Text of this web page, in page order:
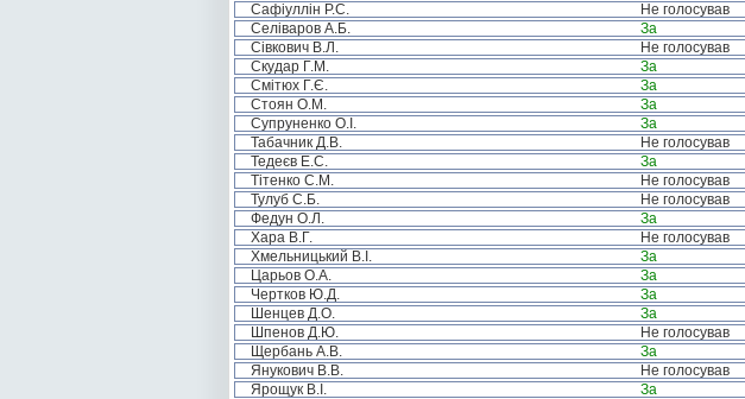
Сафіуллін Р.С.
Не голосував
Селіваров А.Б.
За
Сівкович В.Л.
Не голосував
Скудар Г.М.
За
Смітюх Г.Є.
За
Стоян О.М.
За
Супруненко О.І.
За
Табачник Д.В.
Не голосував
Тедеєв Е.С.
За
Тітенко С.М.
Не голосував
Тулуб С.Б.
Не голосував
Федун О.Л.
За
Хара В.Г.
Не голосував
Хмельницький В.І.
За
Царьов О.А.
За
Чертков Ю.Д.
За
Шенцев Д.О.
За
Шпенов Д.Ю.
Не голосував
Щербань А.В.
За
Янукович В.В.
Не голосував
Ярощук В.І.
За